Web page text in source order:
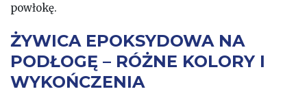
powłokę.
ŻYWICA EPOKSYDOWA NA
PODŁOGĘ – RÓŻNE KOLORY I
WYKOŃCZENIA